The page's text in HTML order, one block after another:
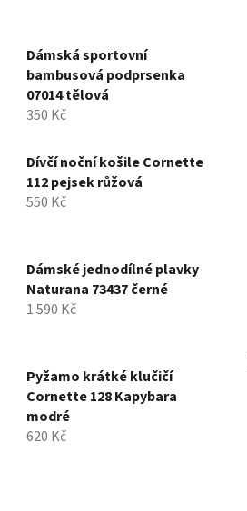
Dámská sportovní
bambusová podprsenka
07014 tělová
350 Kč
Dívčí noční košile Cornette
112 pejsek růžová
550 Kč
Dámské jednodílné plavky
Naturana 73437 černé
1 590 Kč
Pyžamo krátké klučičí
Cornette 128 Kapybara
modré
620 Kč